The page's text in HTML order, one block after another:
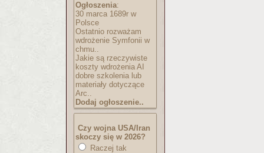
Ogłoszenia:
30 marca 1689r w
Polsce
Ostatnio rozważam
wdrożenie Symfonii w
chmu..
Jakie są rzeczywiste
koszty wdrożenia AI
dobre szkolenia lub
materiały dotyczące
Arc..
Dodaj ogłoszenie..
Czy wojna USA/Iran
skoczy się w 2026?
Raczej tak